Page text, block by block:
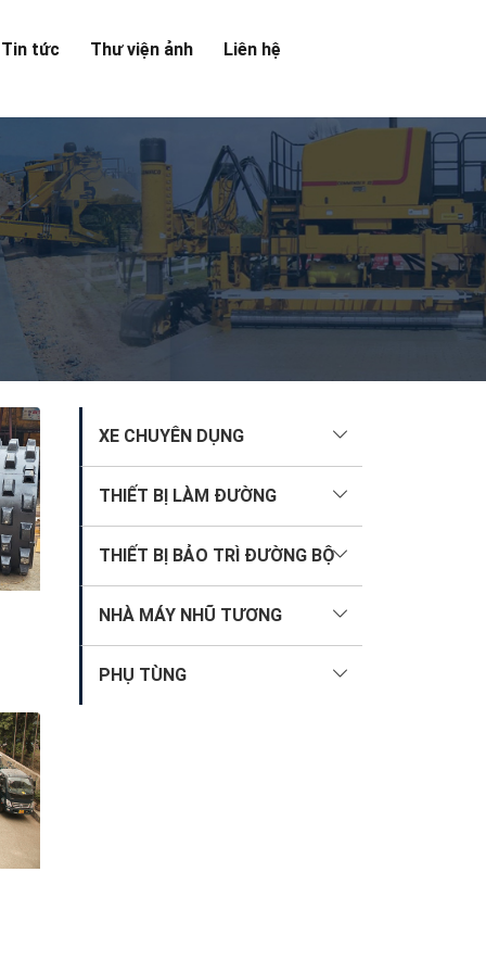
Tin tức Thư viện ảnh Liên hệ
XE CHUYÊN DỤNG
THIẾT BỊ LÀM ĐƯỜNG
THIẾT BỊ BẢO TRÌ ĐƯỜNG BỘ
NHÀ MÁY NHŨ TƯƠNG
PHỤ TÙNG